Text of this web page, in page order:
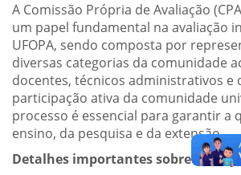
A Comissão Própria de Avaliação
um papel fundamental na avaliação
UFOPA, sendo composta por
diversas categorias da comunidade
docentes, técnicos administrativos e
participação ativa da comunidade
processo é essencial para garantir a
ensino, da pesquisa e da extensão.
Detalhes importantes sobre a